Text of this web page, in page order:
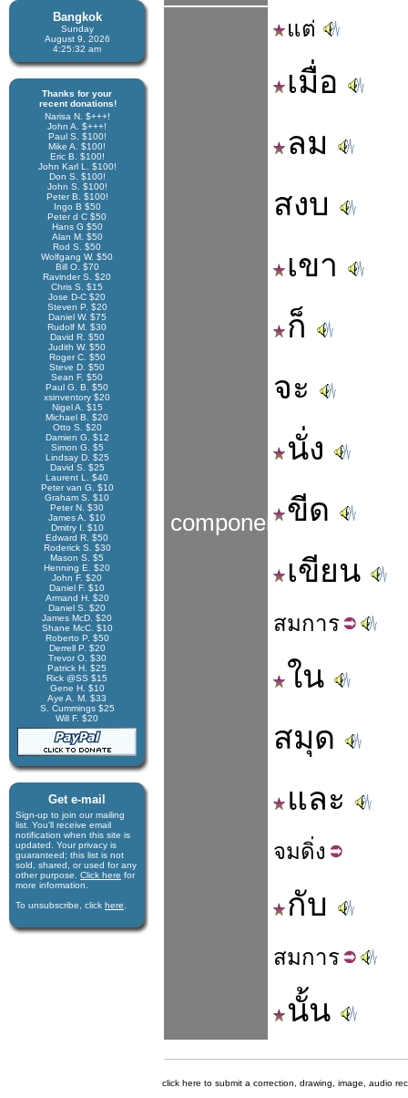
Bangkok
Sunday
August 9, 2026
4:25:32 am
Thanks for your
recent donations!
Narisa N. $+++!
John A. $+++!
Paul S. $100!
Mike A. $100!
Eric B. $100!
John Karl L. $100!
Don S. $100!
John S. $100!
Peter B. $100!
Ingo B $50
Peter d C $50
Hans G $50
Alan M. $50
Rod S. $50
Wolfgang W. $50
Bill O. $70
Ravinder S. $20
Chris S. $15
Jose D-C $20
Steven P. $20
Daniel W. $75
Rudolf M. $30
David R. $50
Judith W. $50
Roger C. $50
Steve D. $50
Sean F. $50
Paul G. B. $50
xsinventory $20
Nigel A. $15
Michael B. $20
Otto S. $20
Damien G. $12
Simon G. $5
Lindsay D. $25
David S. $25
Laurent L. $40
Peter van G. $10
Graham S. $10
Peter N. $30
James A. $10
Dmitry I. $10
Edward R. $50
Roderick S. $30
Mason S. $5
Henning E. $20
John F. $20
Daniel F. $10
Armand H. $20
Daniel S. $20
James McD. $20
Shane McC. $10
Roberto P. $50
Derrell P. $20
Trevor O. $30
Patrick H. $25
Rick @SS $15
Gene H. $10
Aye A. M. $33
S. Cummings $25
Will F. $20
Get e-mail
Sign-up to join our mail­ing
list. You'll receive e­mail
notification when this site is
updated. Your privacy is
guaran­teed; this list is not
sold, shared, or used for any
other purpose. Click here for
more infor­mation.
To unsubscribe, click here
components
แต่
เมื่อ
ลม
สงบ
เขา
ก็
จะ
นั่ง
ขีด
เขียน
สมการ
ใน
สมุด
และ
จมดิ่ง
กับ
สมการ
นั้น
click here to submit a correction, drawing, image, audio